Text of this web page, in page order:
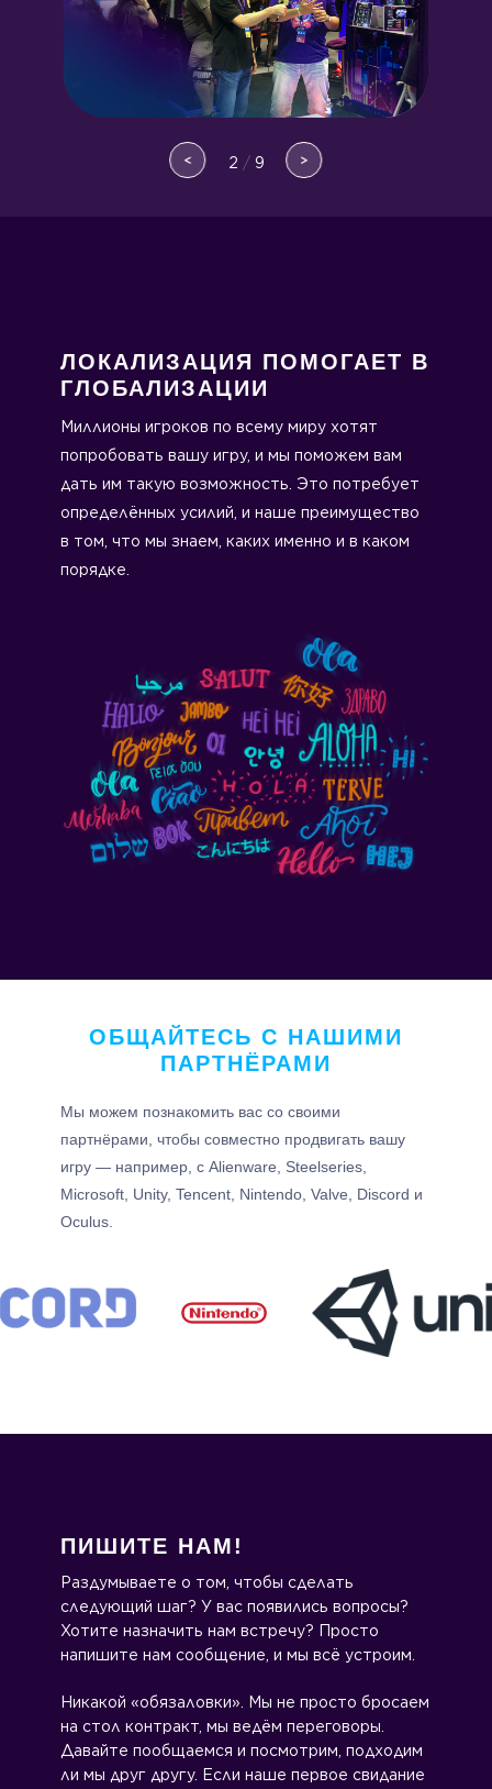
< 2 / 9 >
ЛОКАЛИЗАЦИЯ ПОМОГАЕТ В
ГЛОБАЛИЗАЦИИ
Миллионы игроков по всему миру хотят
попробовать вашу игру, и мы поможем вам
дать им такую возможность. Это потребует
определённых усилий, и наше преимущество
в том, что мы знаем, каких именно и в каком
порядке.
ОБЩАЙТЕСЬ С НАШИМИ
ПАРТНЁРАМИ
Мы можем познакомить вас со своими
партнёрами, чтобы совместно продвигать вашу
игру — например, с Alienware, Steelseries,
Microsoft, Unity, Tencent, Nintendo, Valve, Discord и
Oculus.
ПИШИТЕ НАМ!
Раздумываете о том, чтобы сделать
следующий шаг? У вас появились вопросы?
Хотите назначить нам встречу? Просто
напишите нам сообщение, и мы всё устроим.
Никакой «обязаловки». Мы не просто бросаем
на стол контракт, мы ведём переговоры.
Давайте пообщаемся и посмотрим, подходим
ли мы друг другу. Если наше первое свидание